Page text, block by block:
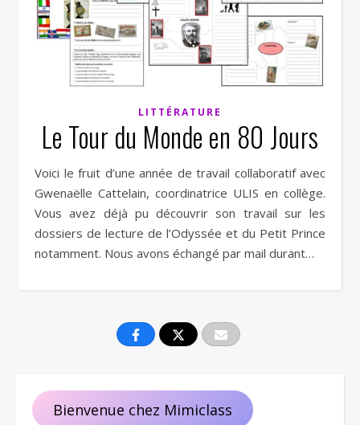
LITTÉRATURE
Le Tour du Monde en 80 Jours
Voici le fruit d’une année de travail collaboratif avec
Gwenaëlle Cattelain, coordinatrice ULIS en collège.
Vous avez déjà pu découvrir son travail sur les
dossiers de lecture de l’Odyssée et du Petit Prince
notamment. Nous avons échangé par mail durant…
Bienvenue chez Mimiclass